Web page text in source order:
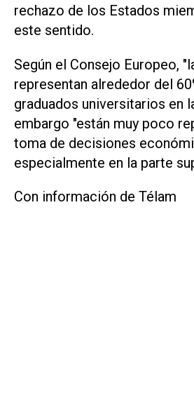
rechazo de los Estados
este sentido.
Según el Consejo Europeo,
representan alrededor del
graduados universitarios en
embargo "están muy poco
toma de decisiones
especialmente en la parte
Con información de Télam